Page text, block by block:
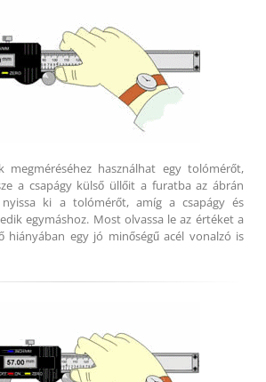
megméréséhez használhat egy tolómérőt,
a csapágy külső üllőit a furatba az ábrán
ki a tolómérőt, amíg a csapágy és
egymáshoz. Most olvassa le az értéket a
hiányában egy jó minőségű acél vonalzó is